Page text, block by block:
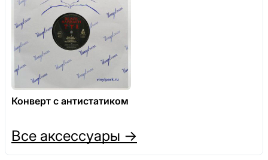
Конверт с антистатиком
Все аксессуары →